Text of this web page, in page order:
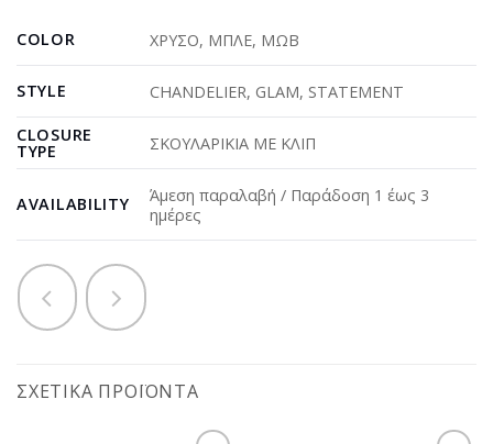
COLOR ΧΡΥΣΟ, ΜΠΛΕ, ΜΩΒ
STYLE CHANDELIER, GLAM, STATEMENT
CLOSURE
TYPE ΣΚΟΥΛΑΡΙΚΙΑ ΜΕ ΚΛΙΠ
AVAILABILITY
Άμεση παραλαβή / Παράδοση 1 έως 3
ημέρες
ΣΧΕΤΙΚΆ ΠΡΟΪΌΝΤΑ